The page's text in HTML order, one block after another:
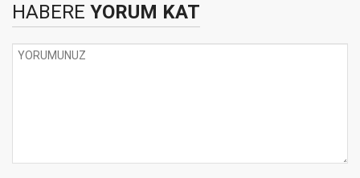
HABERE YORUM KAT